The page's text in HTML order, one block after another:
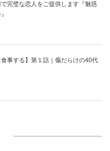
で完璧な恋人をご提供します『魅惑
食事する】第１話｜傷だらけの40代